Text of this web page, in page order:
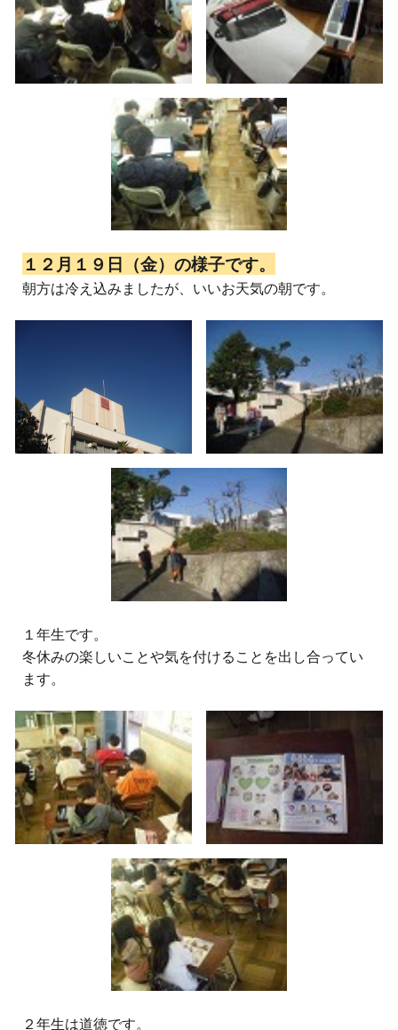
１２月１９日（金）の様子です。
朝方は冷え込みましたが、いいお天気の朝です。
１年生です。
冬休みの楽しいことや気を付けることを出し合ってい
ます。
２年生は道徳です。